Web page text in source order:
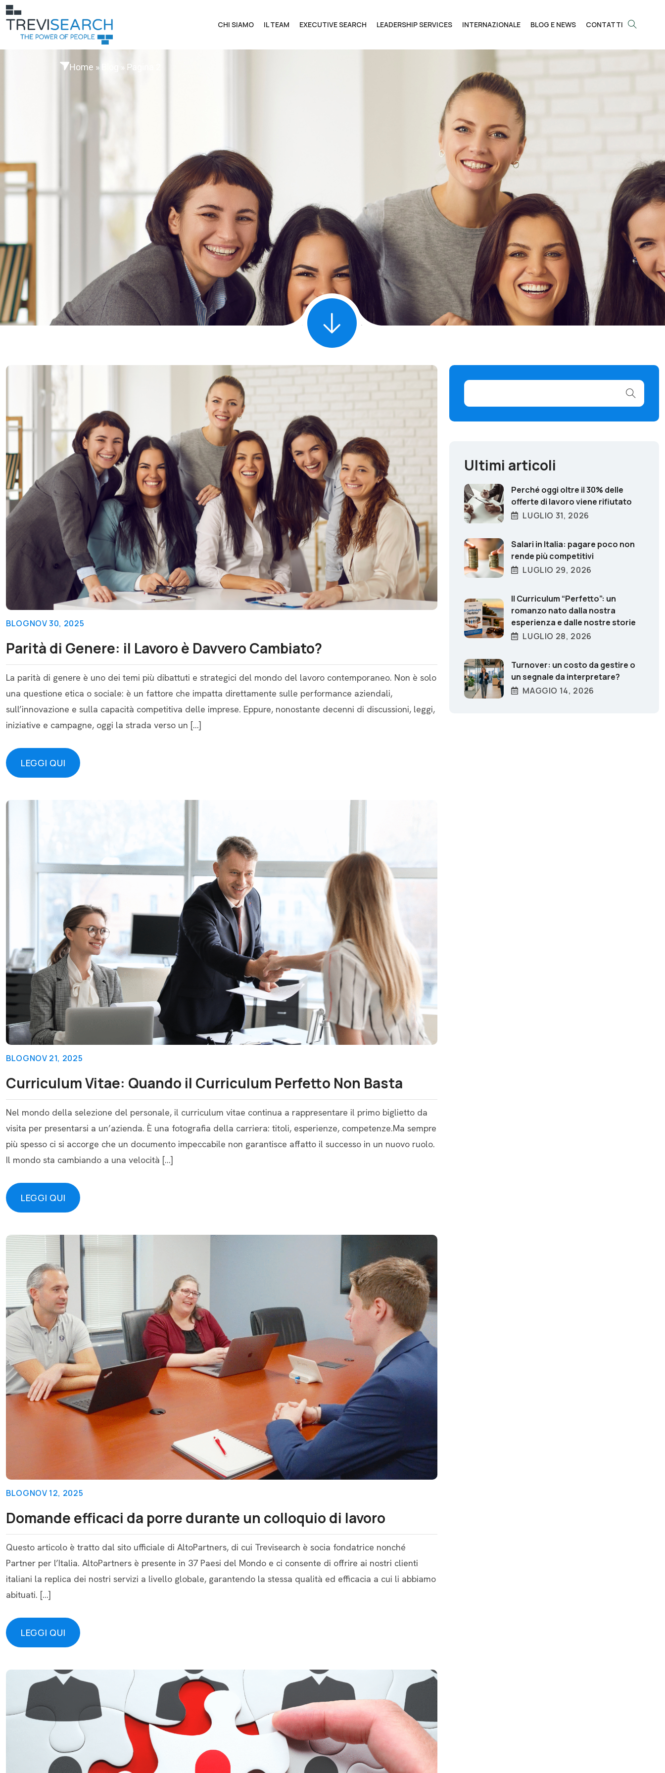
CHI SIAMO IL TEAM EXECUTIVE SEARCH LEADERSHIP SERVICES INTERNAZIONALE BLOG E NEWS CONTATTI
Home » » Pagina 2
BLOGNOV 30, 2025
Parità di Genere: il Lavoro è Davvero Cambiato?
La parità di genere è uno dei temi più dibattuti e strategici del mondo del lavoro contemporaneo. Non è solo
una questione etica o sociale: è un fattore che impatta direttamente sulle performance aziendali,
sull’innovazione e sulla capacità competitiva delle imprese. Eppure, nonostante decenni di discussioni, leggi,
iniziative e campagne, oggi la strada verso un […]
LEGGI QUI
LEGGI QUI
BLOGNOV 21, 2025
Curriculum Vitae: Quando il Curriculum Perfetto Non Basta
Nel mondo della selezione del personale, il curriculum vitae continua a rappresentare il primo biglietto da
visita per presentarsi a un’azienda. È una fotografia della carriera: titoli, esperienze, competenze.Ma sempre
più spesso ci si accorge che un documento impeccabile non garantisce affatto il successo in un nuovo ruolo.
Il mondo sta cambiando a una velocità […]
LEGGI QUI
LEGGI QUI
BLOGNOV 12, 2025
Domande efficaci da porre durante un colloquio di lavoro
Questo articolo è tratto dal sito ufficiale di AltoPartners, di cui Trevisearch è socia fondatrice nonché
Partner per l’Italia. AltoPartners è presente in 37 Paesi del Mondo e ci consente di offrire ai nostri clienti
italiani la replica dei nostri servizi a livello globale, garantendo la stessa qualità ed efficacia a cui li abbiamo
abituati. […]
LEGGI QUI
LEGGI QUI
Ultimi articoli
Perché oggi oltre il 30% delle
offerte di lavoro viene rifiutato
LUGLIO 31, 2026
Salari in Italia: pagare poco non
rende più competitivi
LUGLIO 29, 2026
Il Curriculum “Perfetto”: un
romanzo nato dalla nostra
esperienza e dalle nostre storie
LUGLIO 28, 2026
Turnover: un costo da gestire o
un segnale da interpretare?
MAGGIO 14, 2026